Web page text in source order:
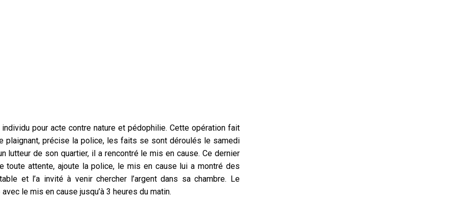
pour acte contre nature et pédophilie. Cette opération fait
plaignant, précise la police, les faits se sont déroulés le samedi
lutteur de son quartier, il a rencontré le mis en cause. Ce dernier
toute attente, ajoute la police, le mis en cause lui a montré des
et l’a invité à venir chercher l’argent dans sa chambre. Le
le mis en cause jusqu’à 3 heures du matin.